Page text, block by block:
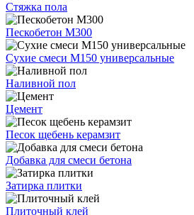
Стяжка пола
Пескобетон М300
Сухие смеси М150 универсальные
Наливной пол
Цемент
Песок щебень керамзит
Добавка для смеси бетона
Затирка плитки
Плиточный клей